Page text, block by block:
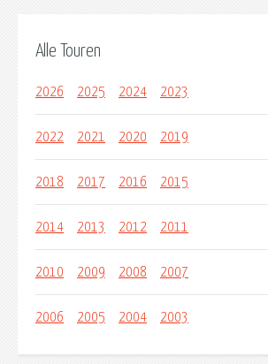
Alle Touren
2026 2025 2024 2023
2022 2021 2020 2019
2018 2017 2016 2015
2014 2013 2012 2011
2010 2009 2008 2007
2006 2005 2004 2003